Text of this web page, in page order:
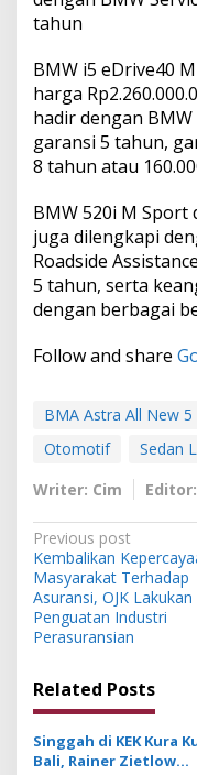
tahun
BMW i5 eDrive40
harga
hadir dengan
garansi 5 tahun,
8 tahun atau
BMW 520i M Sport
juga dilengkapi
Roadside
5 tahun, serta
dengan berbagai
Follow and share
BMA Astra All New 5
Otomotif
Sedan
Writer: Cim
P
o
s
t
a
v
i
Previous post
Kembalikan
Masyarakat Terhadap
Asuransi, OJK Lakukan
Penguatan Industri
Perasuransian
Related Posts
Singgah di KEK Kura
Bali, Rainer Zietlow